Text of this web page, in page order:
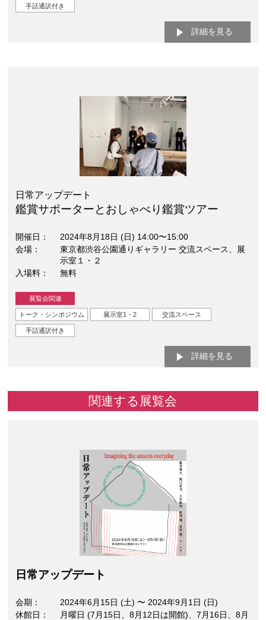
手話通訳付き
詳細を見る
日常アップデート
鑑賞サポーターとおしゃべり鑑賞ツアー
開催日
2024年8月18日 (日) 14:00〜15:00
会場
東京都渋谷公園通りギャラリー 交流スペース、展
示室１・２
入場料
無料
展覧会関連
トーク・シンポジウム 展示室1・2 交流スペース
手話通訳付き
詳細を見る
関連する展覧会
⽇常アップデート
会期 2024年6月15日 (土) 〜 2024年9月1日 (日)
休館日
月曜日 (7月15日、8月12日は開館)、7月16日、8月